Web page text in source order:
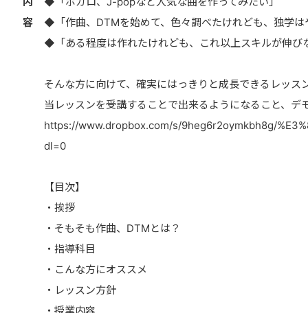
容
◆「作曲、DTMを始めて、色々調べたけれども、独学
◆「ある程度は作れたけれども、これ以上スキルが伸び
そんな方に向けて、確実にはっきりと成長できるレッス
当レッスンを受講することで出来るようになること、
https://www.dropbox.com/s/9heg6r2oymkbh8g/
dl=0
【目次】
・挨拶
・そもそも作曲、DTMとは？
・指導科目
・こんな方にオススメ
・レッスン方針